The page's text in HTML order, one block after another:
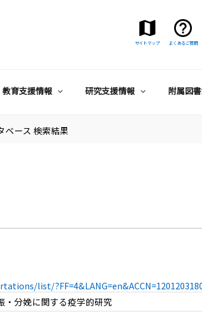
サイトマップ よくあるご質問
育支援情報 研究支援情報 附属図
ベース 検索結果
list/
・分娩に関する疫学的研究